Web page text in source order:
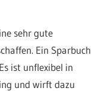
sehr gute
Ein Sparbuch
ist unflexibel in
und wirft dazu